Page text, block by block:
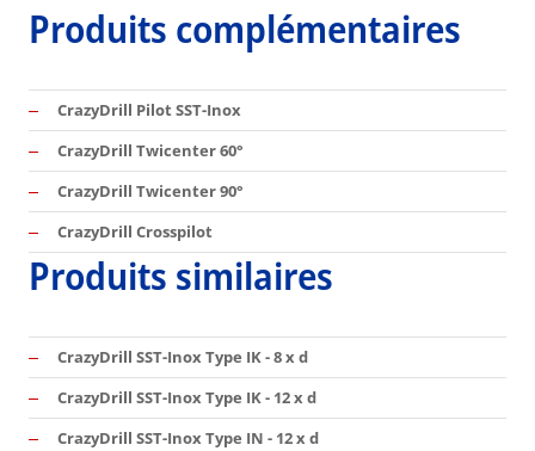
Produits complémentaires
CrazyDrill Pilot SST-Inox
CrazyDrill Twicenter 60°
CrazyDrill Twicenter 90°
CrazyDrill Crosspilot
Produits similaires
CrazyDrill SST-Inox Type IK - 8 x d
CrazyDrill SST-Inox Type IK - 12 x d
CrazyDrill SST-Inox Type IN - 12 x d